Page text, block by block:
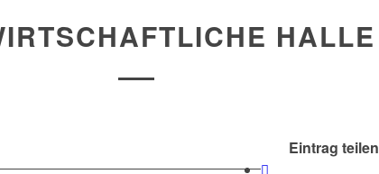
HALLE
Eintrag teilen